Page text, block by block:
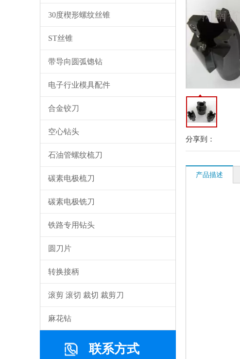
30度楔形螺纹丝锥
ST丝锥
带导向圆弧锪钻
电子行业模具配件
合金铰刀
空心钻头
石油管螺纹梳刀
碳素电极梳刀
碳素电极铣刀
铁路专用钻头
圆刀片
转换接柄
滚剪 滚切 裁切 裁剪刀
麻花钻
联系方式
分享到：
产品描述